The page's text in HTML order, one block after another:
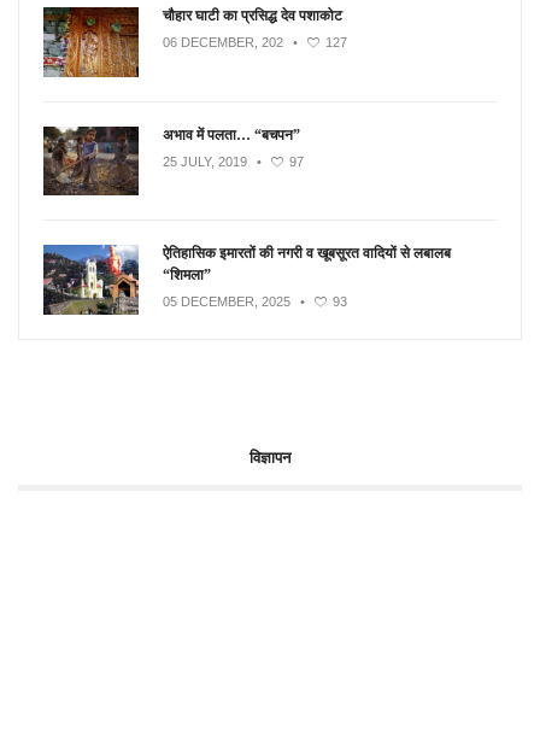
चौहार घाटी का प्रसिद्ध देव पशाकोट
06 DECEMBER, 202 • 127
अभाव में पलता… “बचपन”
25 JULY, 2019 • 97
ऐतिहासिक इमारतों की नगरी व खूबसूरत वादियों से लबालब
“शिमला”
05 DECEMBER, 2025 • 93
विज्ञापन